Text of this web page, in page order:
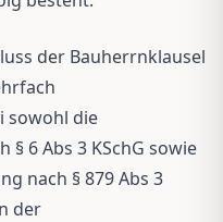
der Bauherrnklausel
sowohl die
6 Abs 3 KSchG sowie
nach § 879 Abs 3
der